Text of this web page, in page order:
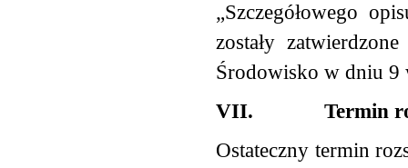
„Szczegółowego
zostały
Środowisko w dniu 9
VII. Termin
Ostateczny termin